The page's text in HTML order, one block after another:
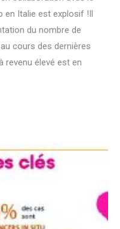
en Italie est explosif !Il
du nombre de
cours des dernières
revenu élevé est en